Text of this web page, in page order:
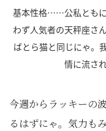
基本性格……公私とも
わず人気者の天秤座さ
ばとら猫と同じにゃ。
情に流さ
今週からラッキーの
るはずにゃ。気力も